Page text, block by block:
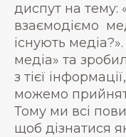
диспут на
взаємодіємо
існують
медіа» та
з тієї
можемо
Тому ми всі
щоб дізнатися